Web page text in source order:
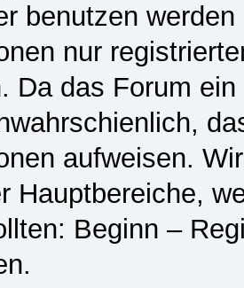
benutzen
nur
Da das Forum
aufweisen.
Hauptbereiche,
Beginn –